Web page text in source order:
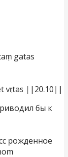
gatas
vṛtas ||20.10||
бы к
рожденное